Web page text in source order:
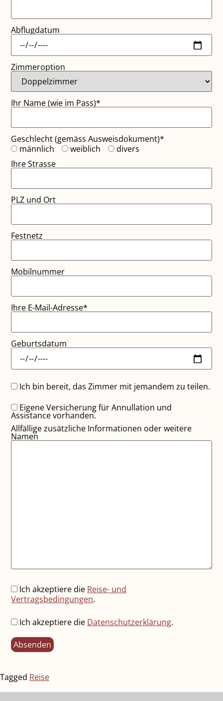
Abflugdatum
Zimmeroption
Ihr Name (wie im Pass)*
Geschlecht (gemäss Ausweisdokument)*
männlich
weiblich
divers
Ihre Strasse
PLZ und Ort
Festnetz
Mobilnummer
Ihre E-Mail-Adresse*
Geburtsdatum
Ich bin bereit, das Zimmer mit jemandem zu teilen.
Eigene Versicherung für Annullation und
Assistance vorhanden.
Allfällige zusätzliche Informationen oder weitere
Namen
Ich akzeptiere die Reise- und
Vertragsbedingungen.
Ich akzeptiere die Datenschutzerklärung.
Tagged Reise